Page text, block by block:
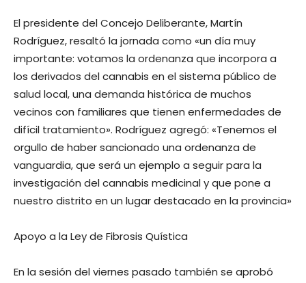
El presidente del Concejo Deliberante, Martín
Rodríguez, resaltó la jornada como «un día muy
importante: votamos la ordenanza que incorpora a
los derivados del cannabis en el sistema público de
salud local, una demanda histórica de muchos
vecinos con familiares que tienen enfermedades de
difícil tratamiento». Rodríguez agregó: «Tenemos el
orgullo de haber sancionado una ordenanza de
vanguardia, que será un ejemplo a seguir para la
investigación del cannabis medicinal y que pone a
nuestro distrito en un lugar destacado en la provincia»
Apoyo a la Ley de Fibrosis Quística
En la sesión del viernes pasado también se aprobó